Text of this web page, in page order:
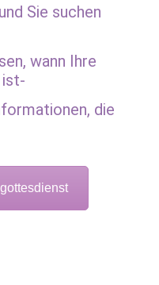
Sie suchen
wann Ihre
die